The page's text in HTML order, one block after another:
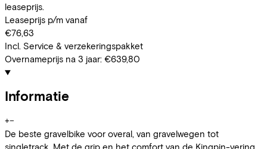
leaseprijs.
Leaseprijs p/m vanaf
€76,63
Incl. Service & verzekeringspakket
Overnameprijs na 3 jaar: €639,80
Informatie
+−
De beste gravelbike voor overal, van gravelwegen tot
singletrack. Met de grip en het comfort van de Kingpin-vering